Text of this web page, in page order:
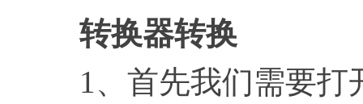
转换器转换
1、首先我们需要打